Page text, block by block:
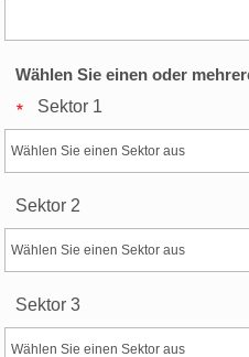
Wählen Sie einen oder
Sektor 1
Sektor 2
Sektor 3